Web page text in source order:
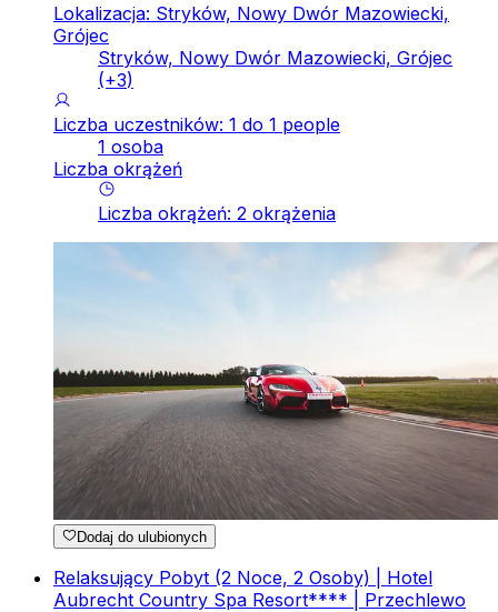
Lokalizacja: Stryków, Nowy Dwór Mazowiecki,
Grójec
Stryków, Nowy Dwór Mazowiecki, Grójec
(+3)
Liczba uczestników: 1 do 1 people
1 osoba
Liczba okrążeń
Liczba okrążeń: 2 okrążenia
Dodaj do ulubionych
Relaksujący Pobyt (2 Noce, 2 Osoby) | Hotel
Aubrecht Country Spa Resort**** | Przechlewo